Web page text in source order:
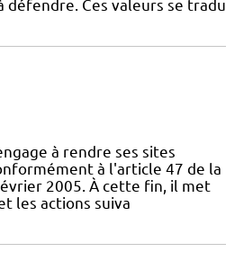
défendre. Ces valeurs se tradu
à rendre ses sites
à l'article 47 de la
2005. À cette fin, il met
les actions suiva